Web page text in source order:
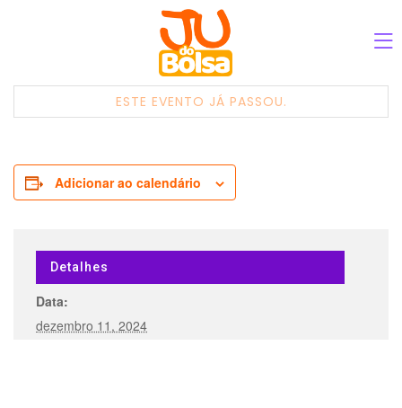
ESTE EVENTO JÁ PASSOU.
Adicionar ao calendário
Detalhes
Data:
dezembro 11, 2024